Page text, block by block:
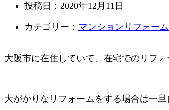
投稿日： 2020年12月11日
カテゴリー： マンションリフォーム
大阪市に在住していて、在宅でのリフ
大がかりなリフォームをする場合は一